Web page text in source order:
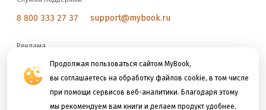
Продолжая пользоваться сайтом MyBook,
вы соглашаетесь на обработку файлов cookie, в том числе
при помощи сервисов веб-аналитики. Благодаря этому
мы рекомендуем вам книги и делаем продукт удобнее.
8 800 333 27 37 support@mybook.ru
Реклама
reklama@litres.ru
Мы принимаем к оплате